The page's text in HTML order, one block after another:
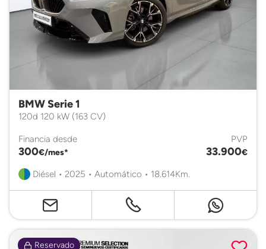
BMW Serie 1
120d 120 kW (163 CV)
Financia desde
300€/mes*
PVP
33.900€
Diésel • 2025 • Automático • 18.614Km.
Reservado